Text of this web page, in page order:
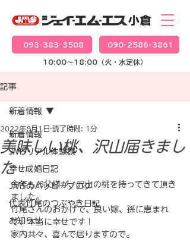
093-383-3508 090-2586-3861
10:00～18:00（火・水定休）
記事
新着情報
JMSリアル体験談
幸せ成婚日記
JMSのハッピーブログ
代表竹尾のつぶやき日記
お知らせ
新着情報
美味しい桃、沢山届きまし
た
2022年8月1日 読了時間: 1分
今年もお父様が、沢山の桃を持ってきて頂き
ました。
竹尾さんのおかげで、良い嫁、孫に恵まれ
て、本当に幸せです！
家内共々、喜んで居りますので。